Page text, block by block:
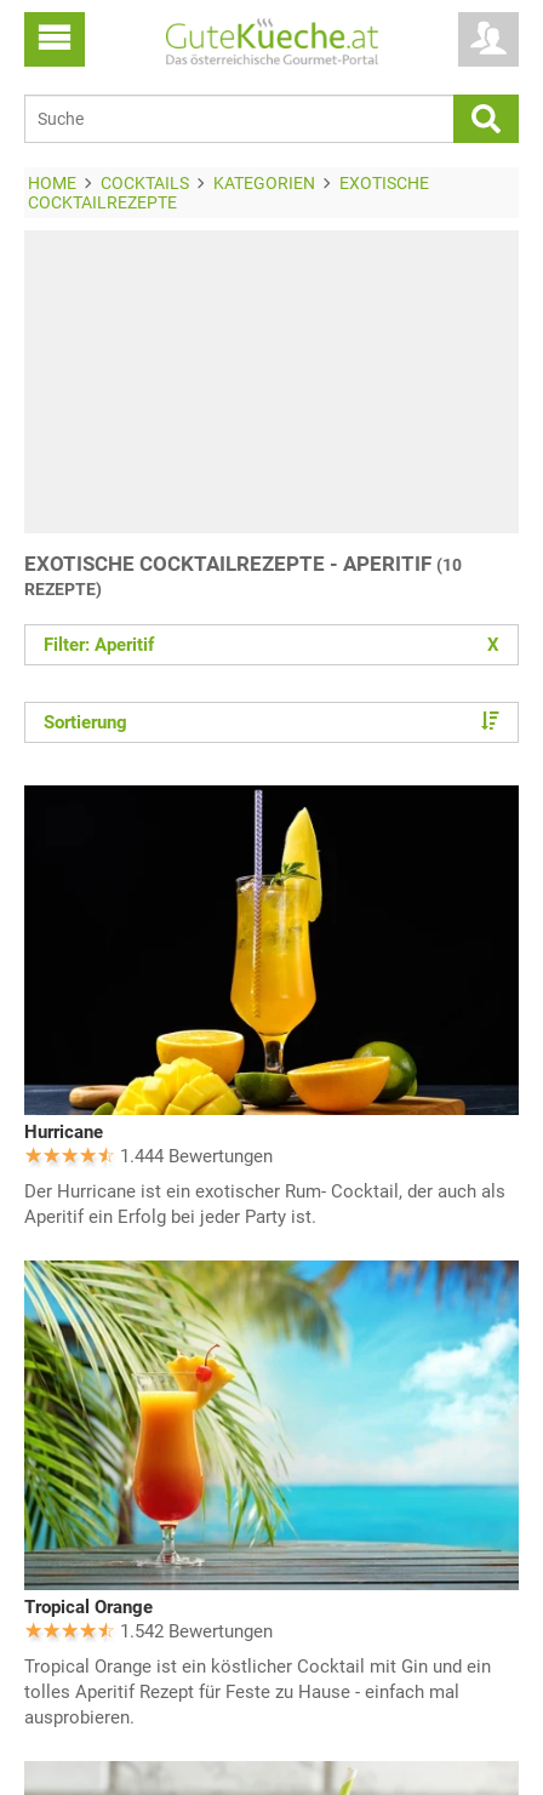
HOME COCKTAILS KATEGORIEN
EXOTISCHE
COCKTAILREZEPTE
EXOTISCHE COCKTAILREZEPTE - APERITIF (10
REZEPTE)
Filter: Aperitif X
Sortierung
Hurricane
1.444 Bewertungen
Der Hurricane ist ein exotischer Rum- Cocktail, der auch als
Aperitif ein Erfolg bei jeder Party ist.
Tropical Orange
1.542 Bewertungen
Tropical Orange ist ein köstlicher Cocktail mit Gin und ein
tolles Aperitif Rezept für Feste zu Hause - einfach mal
ausprobieren.